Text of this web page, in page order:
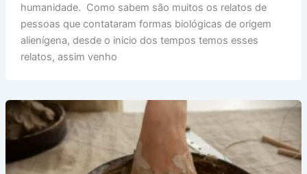
humanidade. Como sabem são muitos os relatos de
pessoas que contataram formas biológicas de origem
alienígena, desde o inicio dos tempos temos esses
relatos, assim venho